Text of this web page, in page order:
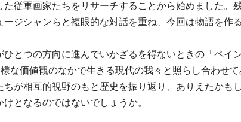
従軍画家たちをリサーチすることから始めました
ジシャンらと複眼的な対話を重ね、今回は物語を作
とつの方向に進んでいかざるを得ないときの「ペ
な価値観のなかで生きる現代の我々と照らし合わせ
ちが相互的視野のもと歴史を振り返り、ありえたか
となるのではないでしょうか。